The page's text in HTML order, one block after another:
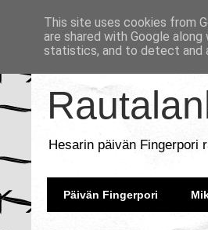
Hesarin päivän Fingerpori
Päivän Fingerpori
This site uses cookies from
are shared with Google
statistics, and to detect and